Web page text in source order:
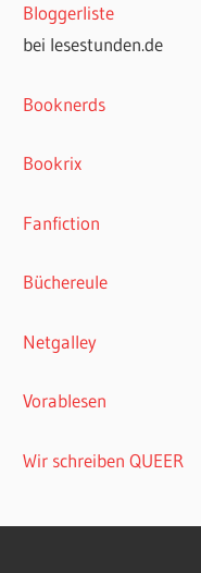
Bloggerliste
bei lesestunden.de
Booknerds
Bookrix
Fanfiction
Büchereule
Netgalley
Vorablesen
Wir schreiben QUEER